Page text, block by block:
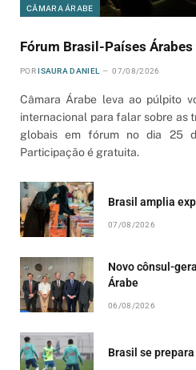
CÂMARA ÁRABE
Fórum Brasil-Países
POR ISAURA DANIEL 07/08/2026
Câmara Árabe leva ao púlpito
internacional para falar sobre as
globais em fórum no dia 25
Participação é gratuita.
Brasil amplia
07/08/2026
Novo cônsul-
Árabe
06/08/2026
Brasil se